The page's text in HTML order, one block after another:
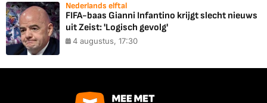
Nederlands elftal
FIFA-baas Gianni Infantino krijgt slecht nieuws
uit Zeist: 'Logisch gevolg'
4 augustus, 17:30